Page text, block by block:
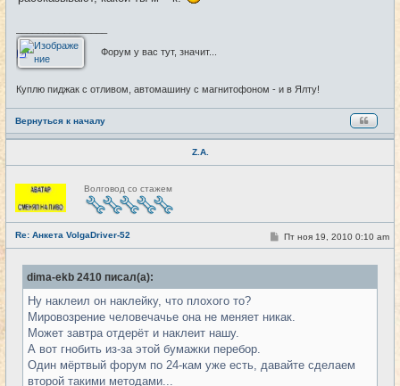
Форум у вас тут, значит...
Куплю пиджак с отливом, автомашину с магнитофоном - и в Ялту!
Вернуться к началу
Z.A.
Н
в
с
е
т
и
Волговод со стажем
Re: Анкета VolgaDriver-52 #30
С
о
б
е
е
Пт ноя 19, 2010 0:10 am
dima-ekb 2410 писал(а):
Ну наклеил он наклейку, что плохого то?
Мировозрение человечачье она не меняет никак.
Может завтра отдерёт и наклеит нашу.
А вот гнобить из-за этой бумажки перебор.
Один мёртвый форум по 24-кам уже есть, давайте сделаем
второй такими методами...